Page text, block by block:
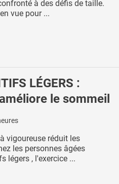
à des défis de taille.
vue pour ...
LÉGERS :
le sommeil
vigoureuse réduit les
les personnes âgées
légers , l'exercice ...